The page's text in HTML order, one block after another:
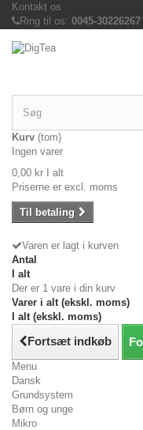
Kontakt os
Ring til os: 0045-30226267
Kurv (tom)
Ingen varer
0,00 kr
I alt
Priserne er excl. moms
Til betaling
Varen er lagt i kurven
Antal
I alt
Der er 1 vare i din kurv
Varer i alt (ekskl. moms)
I alt (ekskl. moms)
Fortsæt indkøb
Menu
Dansk
Grundsystem
Børn og unge
Mikro